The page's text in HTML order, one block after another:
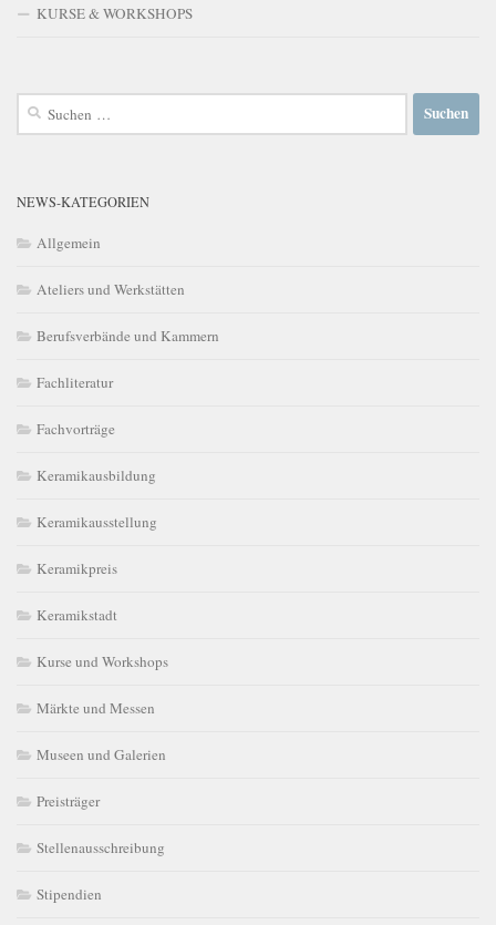
KURSE & WORKSHOPS
Suchen
NEWS-KATEGORIEN
Allgemein
Ateliers und Werkstätten
Berufsverbände und Kammern
Fachliteratur
Fachvorträge
Keramikausbildung
Keramikausstellung
Keramikpreis
Keramikstadt
Kurse und Workshops
Märkte und Messen
Museen und Galerien
Preisträger
Stellenausschreibung
Stipendien